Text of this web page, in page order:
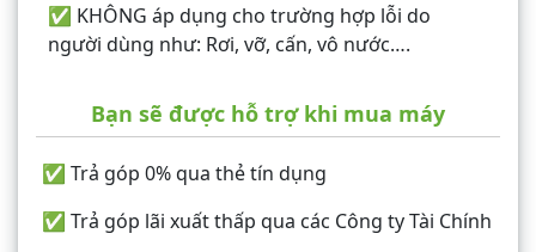
✅ KHÔNG áp dụng cho trường hợp lỗi do
người dùng như: Rơi, vỡ, cấn, vô nước….
Bạn sẽ được hỗ trợ khi mua máy
✅ Trả góp 0% qua thẻ tín dụng
✅ Trả góp lãi xuất thấp qua các Công ty Tài Chính